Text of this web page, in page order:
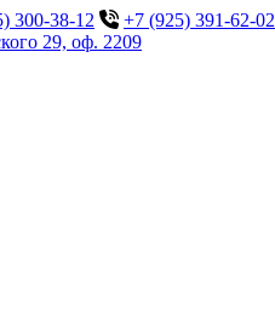
300-38-12 +7 (925) 391-62-02
29, оф. 2209